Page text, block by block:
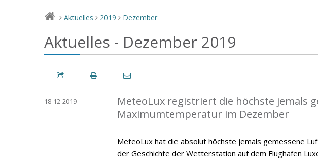
> Aktuelles > 2019 > Dezember
Aktuelles - Dezember 2019
MeteoLux registriert die höchste jemals
Maximumtemperatur im Dezember
18-12-2019
MeteoLux hat die absolut höchste jemals gemessene
der Geschichte der Wetterstation auf dem Flughafen